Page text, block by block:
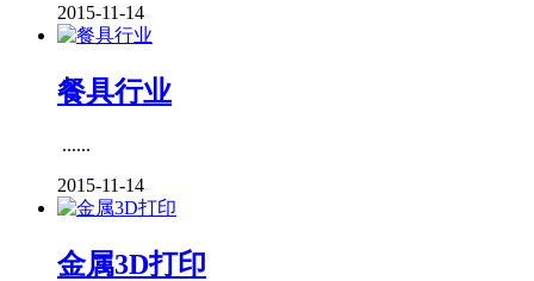
2015-11-14
餐具行业
......
2015-11-14
金属3D打印